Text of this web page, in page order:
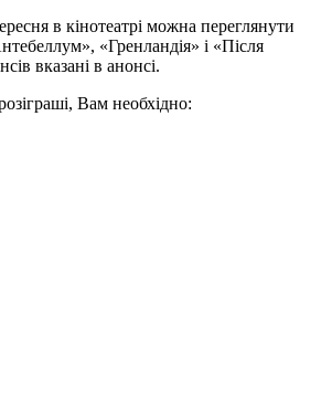
в кінотеатрі можна переглянути
«Гренландія» і «Після
вказані в анонсі.
Вам необхідно: